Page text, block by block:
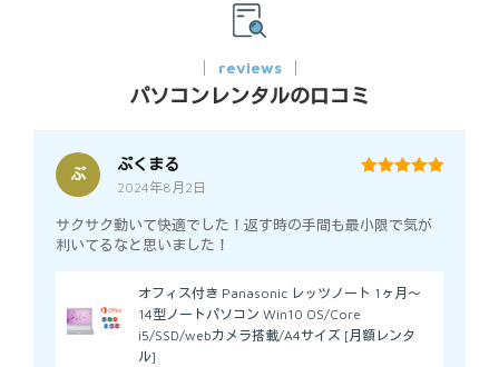
reviews
パソコンレンタルの口コミ
ぷ
ぷくまる
2024年8月2日
サクサク動いて快適でした！返す時の手間も最小限で気が
利いてるなと思いました！
オフィス付き Panasonic レッツノート 1ヶ月～
14型ノートパソコン Win10 OS/Core
i5/SSD/webカメラ搭載/A4サイズ [月額レンタ
ル]